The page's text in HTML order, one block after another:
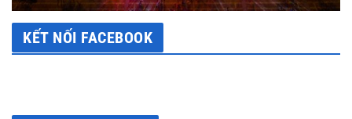
KẾT NỐI FACEBOOK